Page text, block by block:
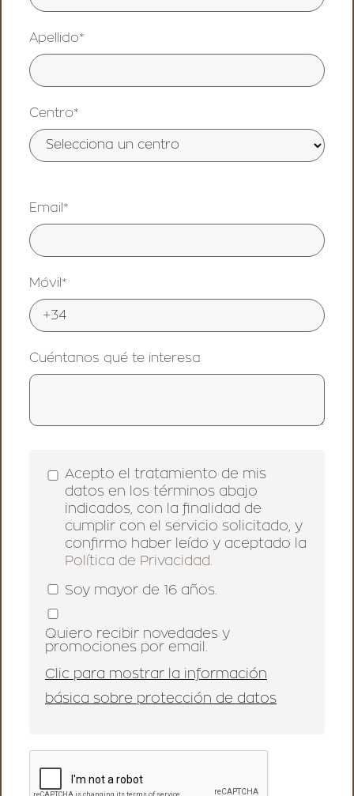
Apellido*
Centro*
Email*
Móvil*
Cuéntanos qué te interesa
Acepto el tratamiento de mis
datos en los términos abajo
indicados, con la finalidad de
cumplir con el servicio solicitado, y
confirmo haber leído y aceptado la
Política de Privacidad.
Soy mayor de 16 años.
Quiero recibir novedades y
promociones por email.
Clic para mostrar la información
básica sobre protección de datos